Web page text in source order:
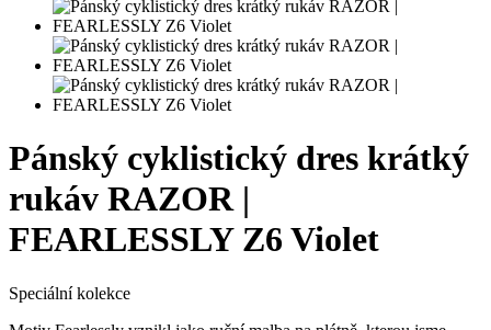
Pánský cyklistický dres krátký
rukáv RAZOR |
FEARLESSLY Z6 Violet
Speciální kolekce